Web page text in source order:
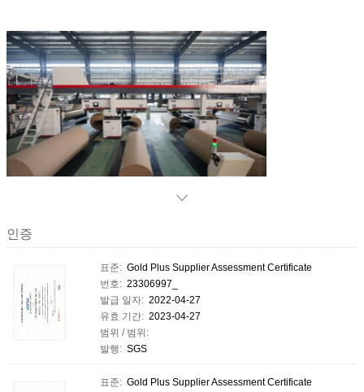
인증
표준: Gold Plus Supplier Assessment Certificate
번호: 23306997_
발급 일자: 2022-04-27
유효 기간: 2023-04-27
범위 / 범위:
발행: SGS
표준: Gold Plus Supplier Assessment Certificate